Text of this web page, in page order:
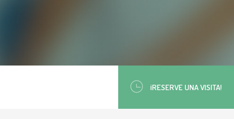
¡RESERVE UNA VISITA!